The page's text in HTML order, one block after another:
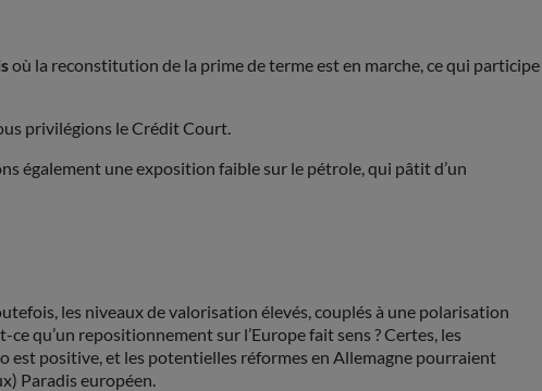
où la reconstitution de la prime de terme est en marche, ce qui participe
privilégions le Crédit Court.
également une exposition faible sur le pétrole, qui pâtit d’un
les niveaux de valorisation élevés, couplés à une polarisation
qu’un repositionnement sur l’Europe fait sens ? Certes, les
est positive, et les potentielles réformes en Allemagne pourraient
Paradis européen.